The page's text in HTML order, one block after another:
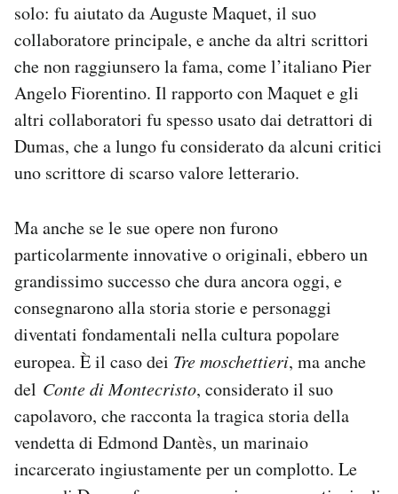
solo: fu aiutato da Auguste Maquet, il suo
collaboratore principale, e anche da altri scrittori
che non raggiunsero la fama, come l’italiano Pier
Angelo Fiorentino. Il rapporto con Maquet e gli
altri collaboratori fu spesso usato dai detrattori di
Dumas, che a lungo fu considerato da alcuni critici
uno scrittore di scarso valore letterario.
Ma anche se le sue opere non furono
particolarmente innovative o originali, ebbero un
grandissimo successo che dura ancora oggi, e
consegnarono alla storia storie e personaggi
diventati fondamentali nella cultura popolare
europea. È il caso dei Tre moschettieri, ma anche
del Conte di Montecristo, considerato il suo
capolavoro, che racconta la tragica storia della
vendetta di Edmond Dantès, un marinaio
incarcerato ingiustamente per un complotto. Le